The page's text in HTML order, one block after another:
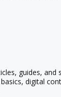
guides, and
digital